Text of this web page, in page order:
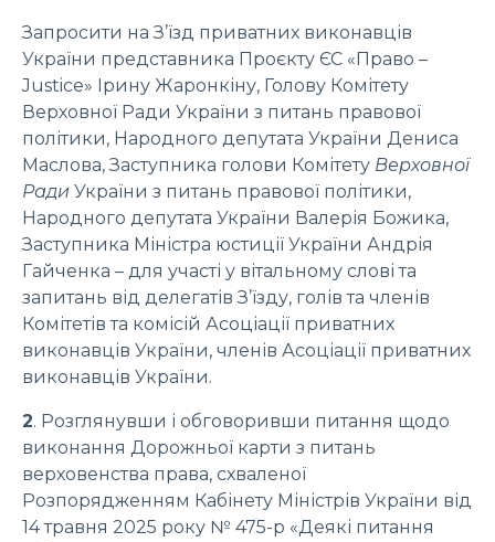
Запросити на З’їзд приватних виконавців
України представника Проєкту ЄС «Право –
Justicе» Ірину Жаронкіну, Голову Комітету
Верховної Ради України з питань правової
політики, Народного депутата України Дениса
Маслова, Заступника голови Комітету Верховної
Ради України з питань правової політики,
Народного депутата України Валерія Божика,
Заступника Міністра юстиції України Андрія
Гайченка – для участі у вітальному слові та
запитань від делегатів З’їзду, голів та членів
Комітетів та комісій Асоціації приватних
виконавців України, членів Асоціації приватних
виконавців України.
2. Розглянувши і обговоривши питання щодо
виконання Дорожньої карти з питань
верховенства права, схваленої
Розпорядженням Кабінету Міністрів України від
14 травня 2025 року № 475-р «Деякі питання